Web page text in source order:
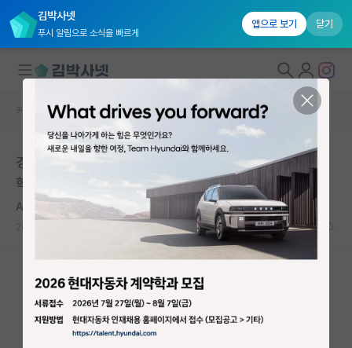
김박사넷
푸시 알림으로 소식을 빠르게
앱으로 보기 닫기
대학원생 모집
연구실&오픈랩
커뮤니티 홈
전체글보기
베스트 게시판
커뮤니티 홈 자유 게시판(아무개랩)
경희대 소프트웨어 학부생입니다.(머신러닝 전망,석사진
학)
Albert Eschenmoser